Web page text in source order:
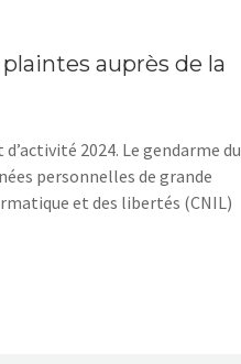
auprès de la
2024. Le gendarme du
personnelles de grande
et des libertés (CNIL)